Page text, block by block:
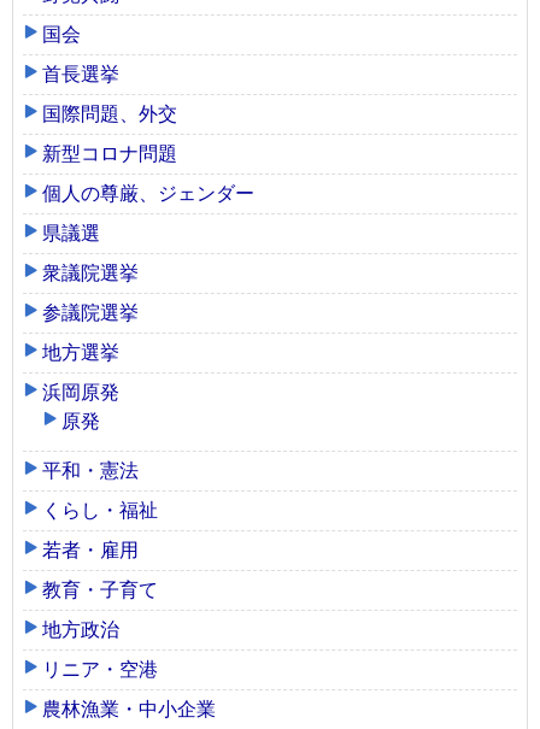
国会
首長選挙
国際問題、外交
新型コロナ問題
個人の尊厳、ジェンダー
県議選
衆議院選挙
参議院選挙
地方選挙
浜岡原発
原発
平和・憲法
くらし・福祉
若者・雇用
教育・子育て
地方政治
リニア・空港
農林漁業・中小企業